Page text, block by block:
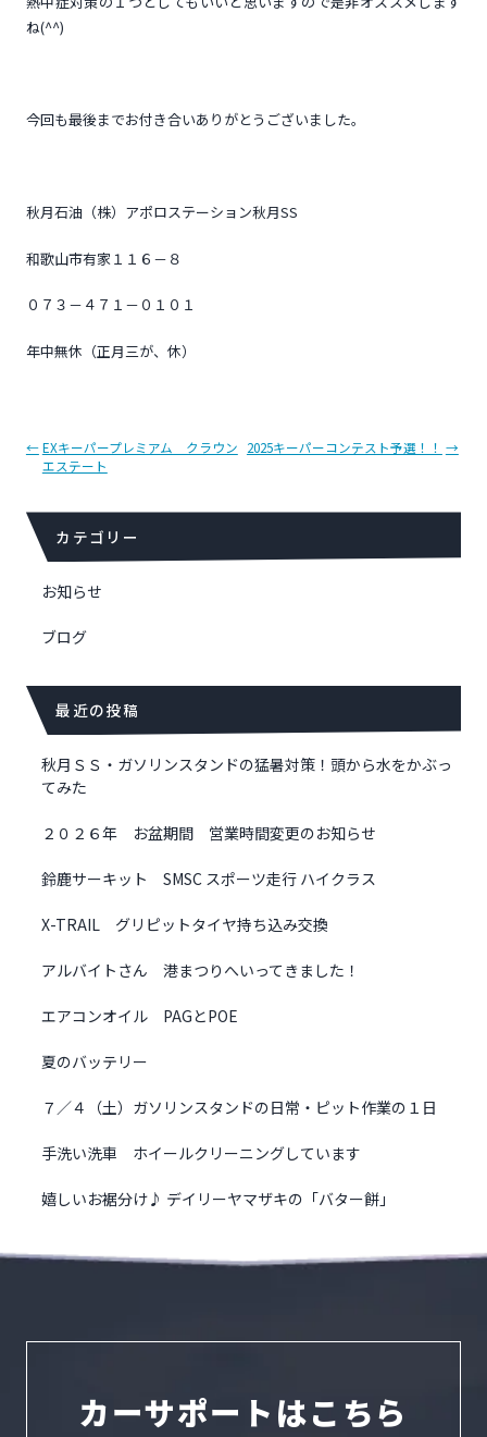
ね(^^)
今回も最後までお付き合いありがとうございました。
秋月石油（株）アポロステーション秋月SS
和歌山市有家１１６－８
０７３－４７１－０１０１
年中無休（正月三が、休）
投
稿
ビ
ゲ
シ
ン
←EXキーパープレミアム クラウン
エステート
2025キーパーコンテスト予選！！ →
カテゴリー
お知らせ
ブログ
最近の投稿
秋月ＳＳ・ガソリンスタンドの猛暑対策！頭から水をかぶっ
てみた
２０２６年 お盆期間 営業時間変更のお知らせ
鈴鹿サーキット SMSC スポーツ走行 ハイクラス
X-TRAIL グリピットタイヤ持ち込み交換
アルバイトさん 港まつりへいってきました！
エアコンオイル PAGとPOE
夏のバッテリー
７／４（土）ガソリンスタンドの日常・ピット作業の１日
手洗い洗車 ホイールクリーニングしています
嬉しいお裾分け♪ デイリーヤマザキの「バター餅」
カーサポートはこちら